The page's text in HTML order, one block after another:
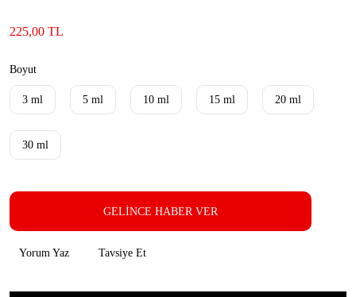
225,00 TL
Boyut
3 ml 5 ml 10 ml 15 ml 20 ml
30 ml
GELİNCE HABER VER
Yorum Yaz Tavsiye Et